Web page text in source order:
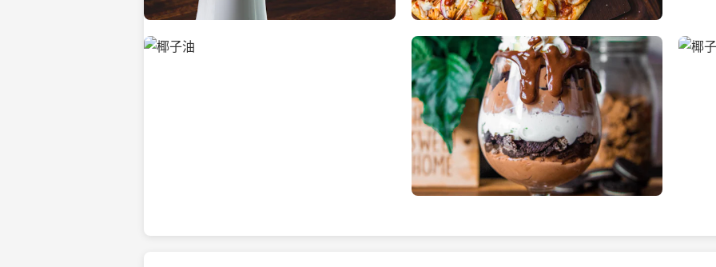
热带海滩上的椰子树 新鲜采摘的椰子 清凉